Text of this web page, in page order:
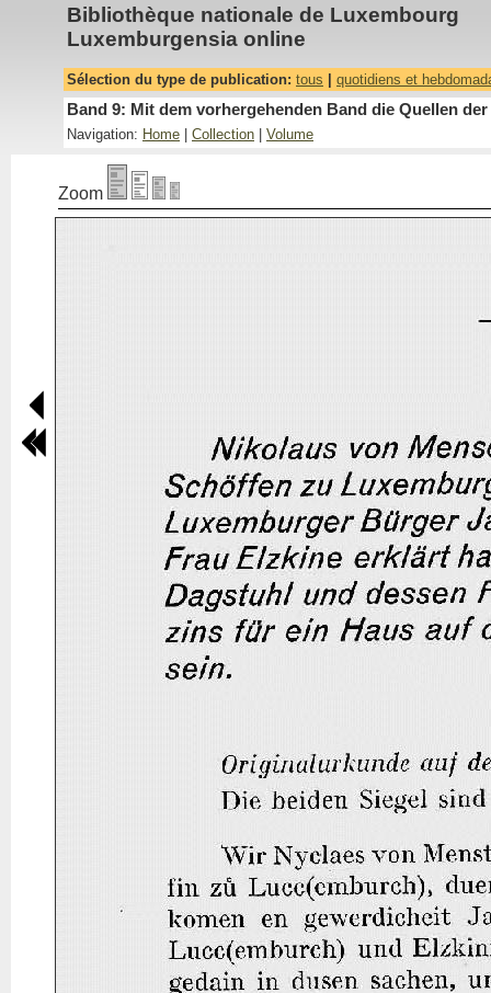
Bibliothèque nationale de Luxembourg
Luxemburgensia online
Sélection du type de publication: tous quotidiens et
Band 9: Mit dem vorhergehenden Band die Quellen
Navigation: Home Collection Volume
Zoom